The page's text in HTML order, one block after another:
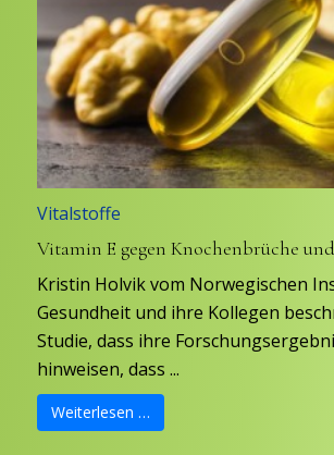
Vitalstoffe
Vitamin E gegen Knochenbrüche
Kristin Holvik vom Norwegischen
Gesundheit und ihre Kollegen
Studie, dass ihre
hinweisen, dass ...
Weiterlesen …